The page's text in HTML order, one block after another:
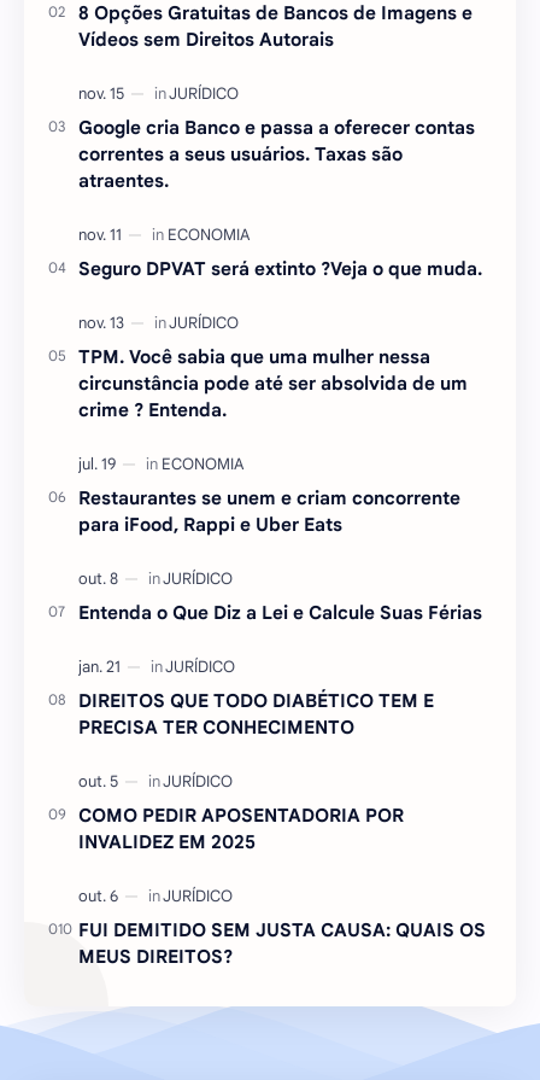
8 Opções Gratuitas de Bancos de Imagens e
Vídeos sem Direitos Autorais
Google cria Banco e passa a oferecer contas
correntes a seus usuários. Taxas são
atraentes.
Seguro DPVAT será extinto ?Veja o que muda.
TPM. Você sabia que uma mulher nessa
circunstância pode até ser absolvida de um
crime ? Entenda.
Restaurantes se unem e criam concorrente
para iFood, Rappi e Uber Eats
Entenda o Que Diz a Lei e Calcule Suas Férias
DIREITOS QUE TODO DIABÉTICO TEM E
PRECISA TER CONHECIMENTO
COMO PEDIR APOSENTADORIA POR
INVALIDEZ EM 2025
FUI DEMITIDO SEM JUSTA CAUSA: QUAIS OS
MEUS DIREITOS?